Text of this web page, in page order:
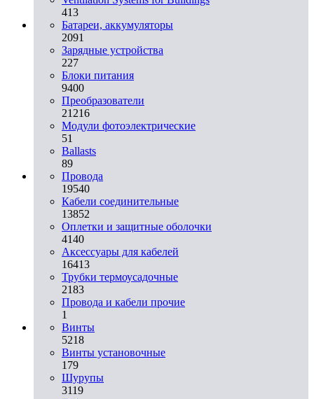
413
Батареи, аккумуляторы
2091
Зарядные устройства
227
Блоки питания
9400
Преобразователи
21216
Модули фотоэлектрические
51
Ballasts
89
Провода
19540
Кабели соединительные
13852
Оплетки и защитные оболочки
4140
Аксессуары для кабелей
16413
Трубки термоусадочные
2183
Провода и кабели прочие
1
Винты
5218
Винты установочные
179
Шурупы
3119